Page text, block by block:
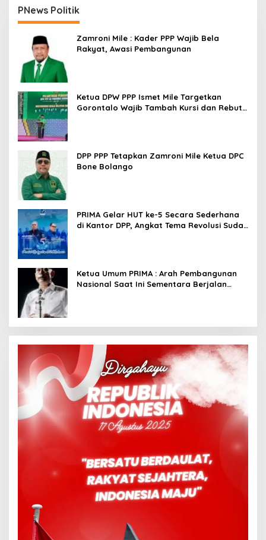
PNews Politik
Zamroni Mile : Kader PPP Wajib Bela
Rakyat, Awasi Pembangunan
Ketua DPW PPP Ismet Mile Targetkan
Gorontalo Wajib Tambah Kursi dan Rebut
DPP PPP Tetapkan Zamroni Mile Ketua DPC
Bone Bolango
PRIMA Gelar HUT ke-5 Secara Sederhana
di Kantor DPP, Angkat Tema Revolusi Sudah
Ketua Umum PRIMA : Arah Pembangunan
Nasional Saat Ini Sementara Berjalan